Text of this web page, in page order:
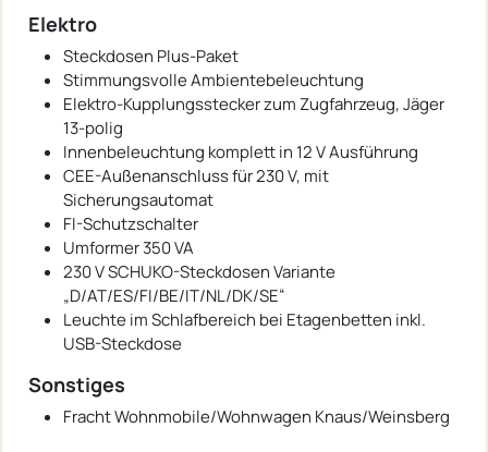
Elektro
Steckdosen Plus-Paket
Stimmungsvolle Ambientebeleuchtung
Elektro-Kupplungsstecker zum Zugfahrzeug, Jäger
13-polig
Innenbeleuchtung komplett in 12 V Ausführung
CEE-Außenanschluss für 230 V, mit
Sicherungsautomat
FI-Schutzschalter
Umformer 350 VA
230 V SCHUKO-Steckdosen Variante
„D/AT/ES/FI/BE/IT/NL/DK/SE“
Leuchte im Schlafbereich bei Etagenbetten inkl.
USB-Steckdose
Sonstiges
Fracht Wohnmobile/Wohnwagen Knaus/Weinsberg